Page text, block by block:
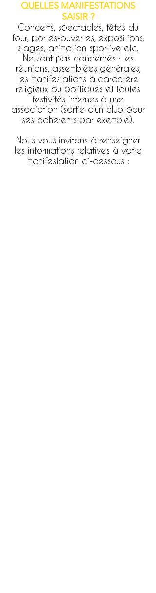
QUELLES MANIFESTATIONS
SAISIR ?
Concerts, spectacles, fêtes du
four, portes-ouvertes, expositions,
stages, animation sportive etc.
Ne sont pas concernés : les
réunions, assemblées générales,
les manifestations à caractère
religieux ou politiques et toutes
festivités internes à une
association (sortie d’un club pour
ses adhérents par exemple).
Nous vous invitons à renseigner
les informations relatives à votre
manifestation ci-dessous :